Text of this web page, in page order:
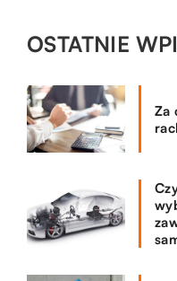
OSTATNIE
Za